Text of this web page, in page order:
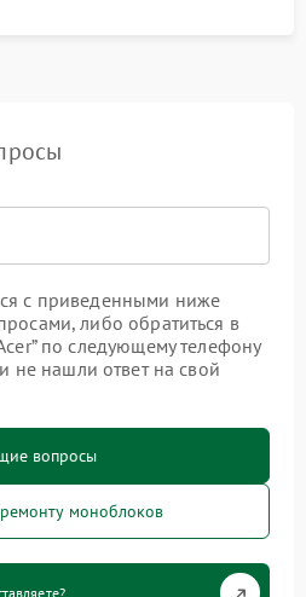
с приведенными ниже
либо обратиться в
по следующему телефону
не нашли ответ на свой
вопросы
моноблоков